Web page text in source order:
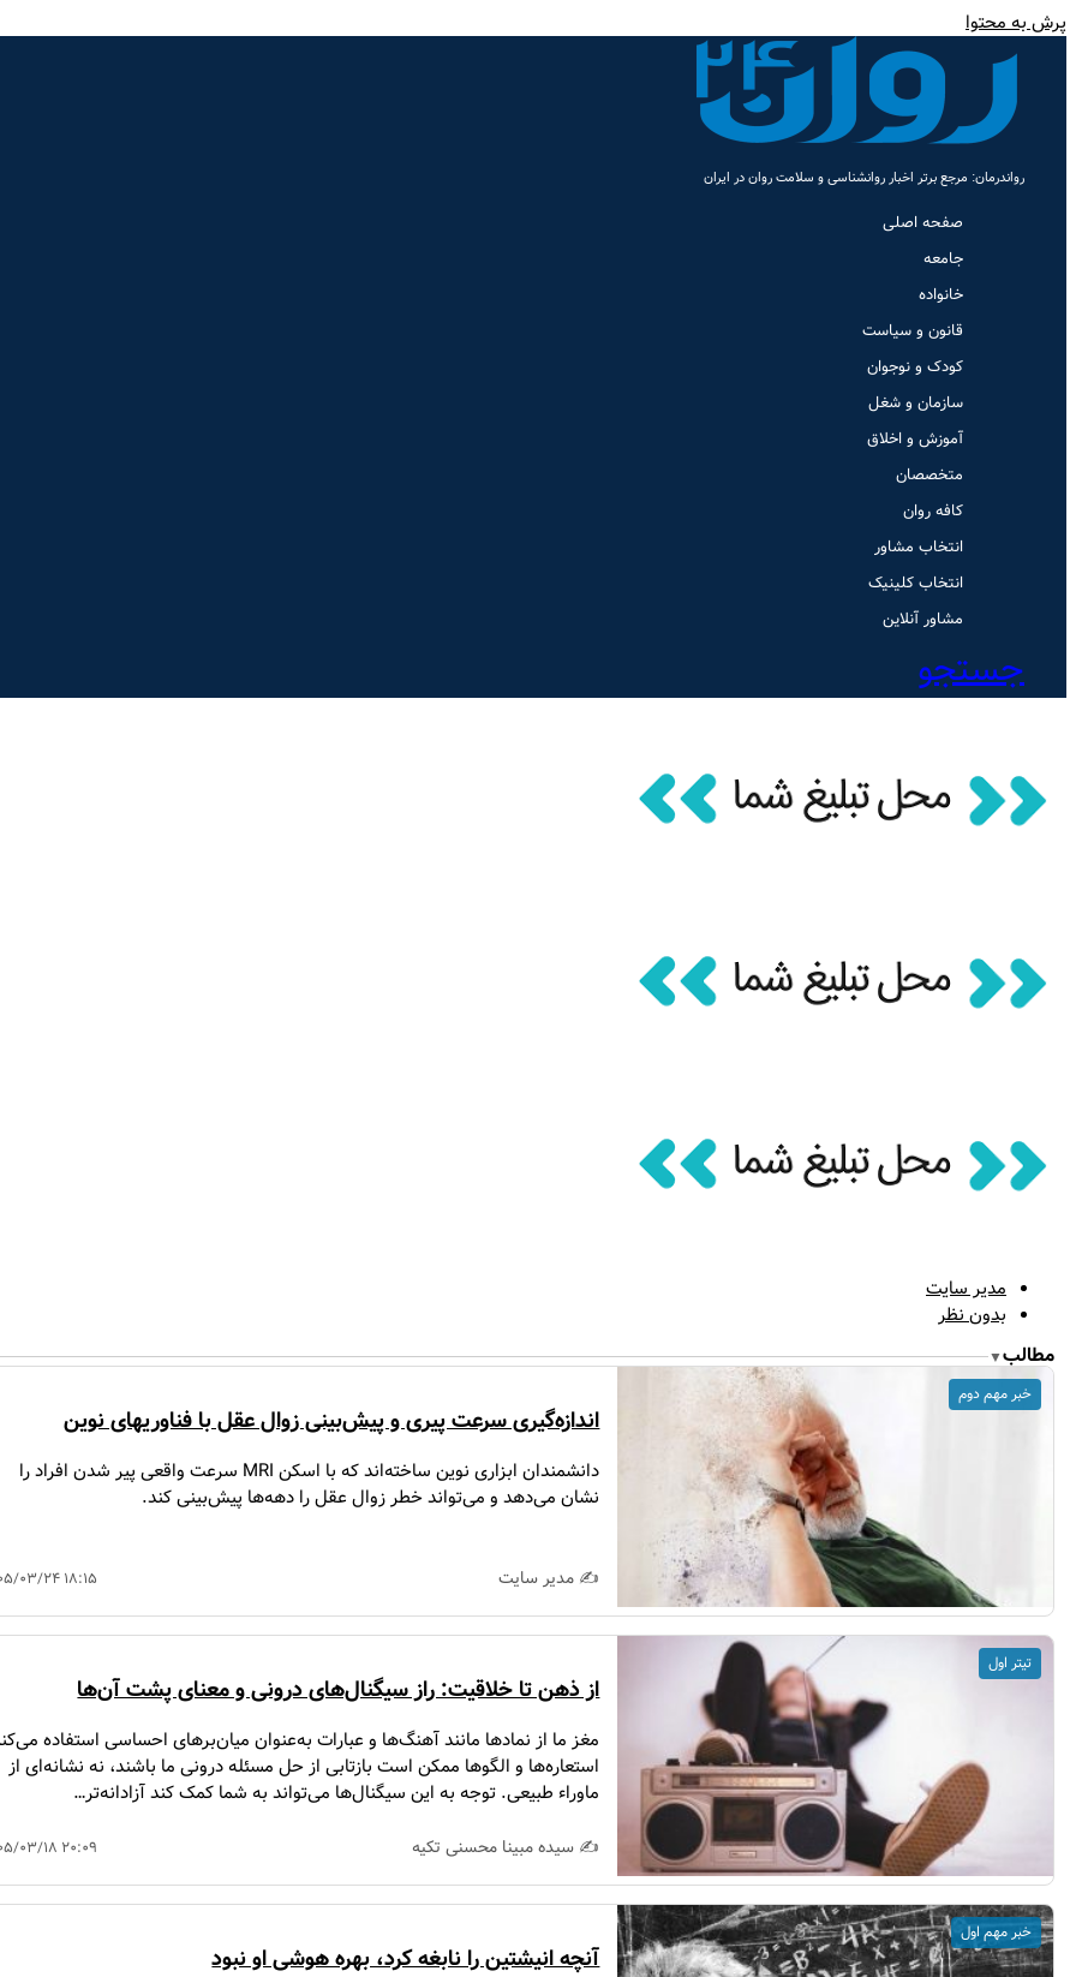
پرش به محتوا
رواندرمان: مرجع برتر اخبار روانشناسی و سلامت روان در ایران
صفحه اصلی
جامعه
خانواده
قانون و سیاست
کودک و نوجوان
سازمان و شغل
آموزش و اخلاق
متخصصان
کافه روان
انتخاب مشاور
انتخاب کلینیک
مشاور آنلاین
جستجو
مدیر سایت
بدون نظر
مطالب▼
اندازه‌گیری سرعت پیری و پیش‌بینی زوال عقل با فناوریهای نوین
دانشمندان ابزاری نوین ساخته‌اند که با اسکن MRI سرعت واقعی پیر شدن افراد را
نشان می‌دهد و می‌تواند خطر زوال عقل را دهه‌ها پیش‌بینی کند.
✍️ مدیر سایت ۱۴۰۵/۰۳/۲۴
خبر مهم دوم
از ذهن تا خلاقیت: راز سیگنال‌های درونی و معنای پشت آن‌ها
مغز ما از نمادها مانند آهنگ‌ها و عبارات به‌عنوان میان‌برهای احساسی استفاده
استعاره‌ها و الگوها ممکن است بازتابی از حل مسئله درونی ما باشند، نه نشانه‌ای از
ماوراء طبیعی. توجه به این سیگنال‌ها می‌تواند به شما کمک کند آزادانه‌تر…
✍️ سیده مبینا محسنی تکیه ۱۴۰۵/۰۳/۱۸
تیتر اول
آنچه انیشتین را نابغه کرد، بهره هوشی او نبود
خبر مهم اول